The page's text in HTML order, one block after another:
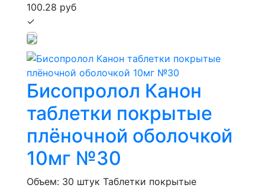
100.28 руб
✓
Бисопролол Канон
таблетки покрытые
плёночной оболочкой
10мг №30
Объем: 30 штук Таблетки покрытые